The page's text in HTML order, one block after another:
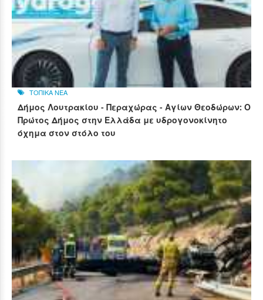
ΤΟΠΙΚΑ ΝΕΑ
Δήμος Λουτρακίου - Περαχώρας - Αγίων Θεοδώρων: Ο
Πρώτος Δήμος στην Ελλάδα με υδρογονοκίνητο
όχημα στον στόλο του